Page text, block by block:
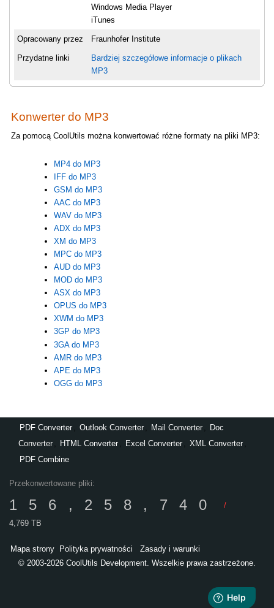
Windows Media Player
iTunes
Opracowany przez Fraunhofer Institute
Przydatne linki
Bardziej szczegółowe informacje o plikach
MP3
Konwerter do MP3
Za pomocą CoolUtils można konwertować różne formaty na pliki MP3:
MP4 do MP3
IFF do MP3
GSM do MP3
AAC do MP3
WAV do MP3
ADX do MP3
XM do MP3
MPC do MP3
AUD do MP3
MOD do MP3
ASX do MP3
OPUS do MP3
XWM do MP3
3GP do MP3
3GA do MP3
AMR do MP3
APE do MP3
OGG do MP3
PDF Converter , Outlook Converter , Mail Converter ,
Doc
Converter , HTML Converter , Excel Converter , XML Converter ,
PDF Combine
Przekonwertowane pliki:
156,258,740
/
4,769 TB
Mapa strony Polityka prywatności
Zasady i warunki
© 2003-2026 CoolUtils Development. Wszelkie prawa zastrzeżone.